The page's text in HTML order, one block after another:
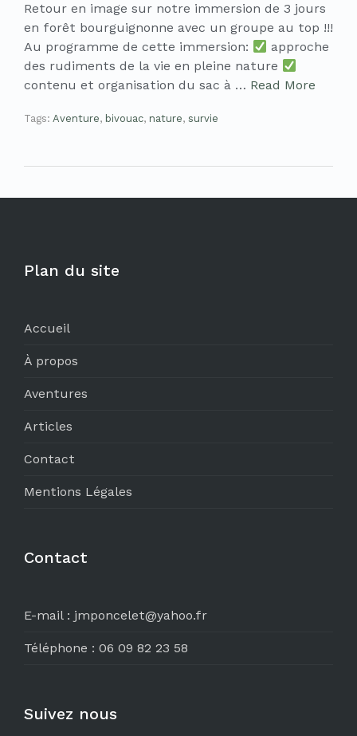
Retour en image sur notre immersion de 3 jours
en forêt bourguignonne avec un groupe au top !!!
Au programme de cette immersion:
approche
des rudiments de la vie en pleine nature
contenu et organisation du sac à … Read More
Tags: Aventure, bivouac, nature, survie
Plan du site
Accueil
À propos
Aventures
Articles
Contact
Mentions Légales
Contact
E-mail : jmponcelet@yahoo.fr
Téléphone : 06 09 82 23 58
Suivez nous